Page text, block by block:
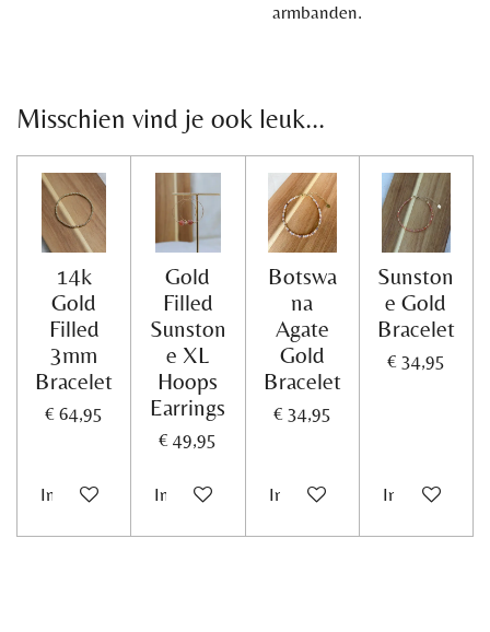
armbanden.
Misschien vind je ook leuk...
14k
Gold
Filled
3mm
Bracelet
€ 64,95
In winkelwagen
Gold
Filled
Sunston
e XL
Hoops
Earrings
€ 49,95
In winkelwagen
Botswa
na
Agate
Gold
Bracelet
€ 34,95
In winkelwagen
Sunston
e Gold
Bracelet
€ 34,95
In